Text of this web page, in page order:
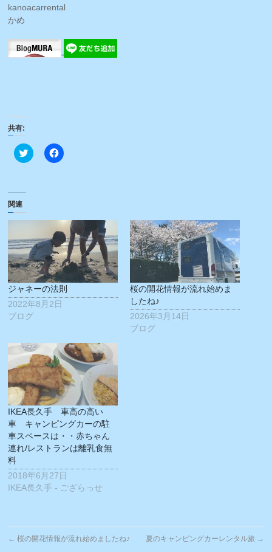
kanoacarrental
かめ
共有:
ク
リ
有
し
い
ウ
ィ
ン
ド
ウ
で
開
き
ま
Facebook
で
リ
ッ
ク
し
て
く
だ
さ
い
(新
し
い
ド
ウ
で
開
き
ま
す)
関連
ジャネーの法則
2022年8月2日
ブログ
桜の開花情報が流れ始めま
したね♪
2026年3月14日
ブログ
IKEA長久手 車高の高い
車 キャンピングカーの駐
車スペースは・・赤ちゃん
連れ/レストランは離乳食無
料
2018年6月27日
IKEA長久手 - ござらっせ
← 桜の開花情報が流れ始めましたね♪ 夏のキャンピングカーレンタル旅 →